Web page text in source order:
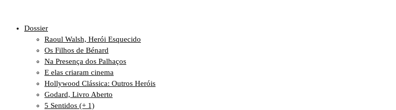
Dossier
Raoul Walsh, Herói Esquecido
Os Filhos de Bénard
Na Presença dos Palhaços
E elas criaram cinema
Hollywood Clássica: Outros Heróis
Godard, Livro Aberto
5 Sentidos (+ 1)